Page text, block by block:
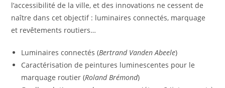
l’accessibilité de la ville, et des innovations ne cessent de
naître dans cet objectif : luminaires connectés, marquage
et revêtements routiers…
Luminaires connectés (Bertrand Vanden Abeele)
Caractérisation de peintures luminescentes pour le
marquage routier (Roland Brémond)